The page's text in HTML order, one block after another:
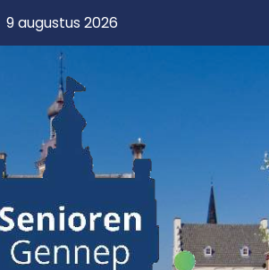
9 augustus 2026